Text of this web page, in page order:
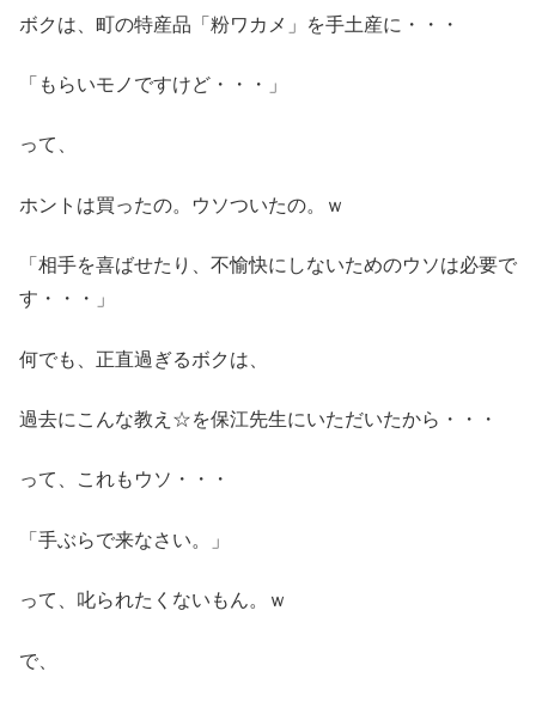
ボクは、町の特産品「粉ワカメ」を手土産に・・・
「もらいモノですけど・・・」
って、
ホントは買ったの。ウソついたの。ｗ
「相手を喜ばせたり、不愉快にしないためのウソは必要で
す・・・」
何でも、正直過ぎるボクは、
過去にこんな教え☆を保江先生にいただいたから・・・
って、これもウソ・・・
「手ぶらで来なさい。」
って、叱られたくないもん。ｗ
で、